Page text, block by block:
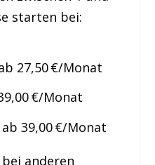
starten bei:
27,50 €/Monat
€/Monat
39,00 €/Monat
anderen